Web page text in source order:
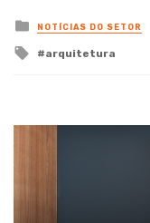
Posted
in
NOTÍCIAS DO SETOR
Tagged
arquitetura